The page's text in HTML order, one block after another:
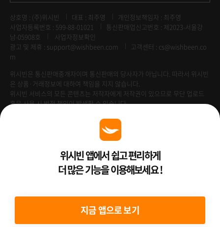
상호명 : (주)위시빈 대표 : 최주영
개인정보책임자 : 최주영
사업자등록번호 : 599-88-01021
통신판매업신고번호 : 제2023-서울강
남-05908호
사업자정보확인
광고 및 제휴 : support@wishbeen.com
고객센터 : cs@wishbeen.co
m
위시빈은 통신판매중개자이며 통신판매의 당사자가 아닙니다. 따라서 위시빈
은 상품·거래정보에 대하여 책임을 지지 않습니다.
위시빈 서비스의 모든 콘텐츠는 저작자에게 저작권이 있으므로 무단 업로드
혹은 사용 시 법적 책임이 발생할 수 있습니다.
Venture Enterprise위시빈 앱에서 쉽고 편리하게
더 많은 기능을 이용해보세요 !
지금 앱으로 보기